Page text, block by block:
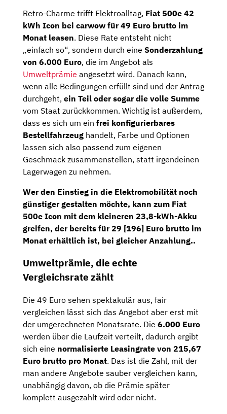
Retro-Charme trifft Elektroalltag, Fiat 500e 42
kWh Icon bei carwow für 49 Euro brutto im
Monat leasen. Diese Rate entsteht nicht
„einfach so“, sondern durch eine Sonderzahlung
von 6.000 Euro, die im Angebot als
Umweltprämie angesetzt wird. Danach kann,
wenn alle Bedingungen erfüllt sind und der Antrag
durchgeht, ein Teil oder sogar die volle Summe
vom Staat zurückkommen. Wichtig ist außerdem,
dass es sich um ein frei konfigurierbares
Bestellfahrzeug handelt, Farbe und Optionen
lassen sich also passend zum eigenen
Geschmack zusammenstellen, statt irgendeinen
Lagerwagen zu nehmen.
Wer den Einstieg in die Elektromobilität noch
günstiger gestalten möchte, kann zum Fiat
500e Icon mit dem kleineren 23,8-kWh-Akku
greifen, der bereits für 29 [196] Euro brutto im
Monat erhältlich ist, bei gleicher Anzahlung..
Umweltprämie, die echte
Vergleichsrate zählt
Die 49 Euro sehen spektakulär aus, fair
vergleichen lässt sich das Angebot aber erst mit
der umgerechneten Monatsrate. Die 6.000 Euro
werden über die Laufzeit verteilt, dadurch ergibt
sich eine normalisierte Leasingrate von 215,67
Euro brutto pro Monat. Das ist die Zahl, mit der
man andere Angebote sauber vergleichen kann,
unabhängig davon, ob die Prämie später
komplett ausgezahlt wird oder nicht.